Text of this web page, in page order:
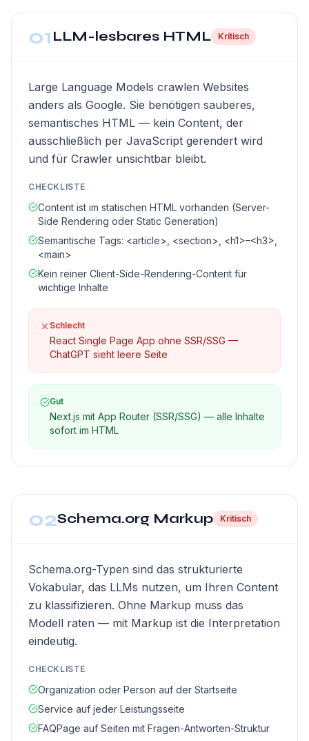
01 LLM-lesbares HTML Kritisch
Large Language Models crawlen Websites
anders als Google. Sie benötigen sauberes,
semantisches HTML — kein Content, der
ausschließlich per JavaScript gerendert wird
und für Crawler unsichtbar bleibt.
CHECKLISTE
Content ist im statischen HTML vorhanden (Server-
Side Rendering oder Static Generation)
Semantische Tags: <article>, <section>, <h1>–<h3>,
<main>
Kein reiner Client-Side-Rendering-Content für
wichtige Inhalte
Schlecht
React Single Page App ohne SSR/SSG —
ChatGPT sieht leere Seite
Gut
Next.js mit App Router (SSR/SSG) — alle Inhalte
sofort im HTML
02Schema.org Markup Kritisch
Schema.org-Typen sind das strukturierte
Vokabular, das LLMs nutzen, um Ihren Content
zu klassifizieren. Ohne Markup muss das
Modell raten — mit Markup ist die Interpretation
eindeutig.
CHECKLISTE
Organization oder Person auf der Startseite
Service auf jeder Leistungsseite
FAQPage auf Seiten mit Fragen-Antworten-Struktur